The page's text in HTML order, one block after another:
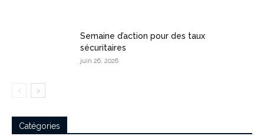
Semaine d’action pour des taux
sécuritaires
juin 26, 2026
Catégories